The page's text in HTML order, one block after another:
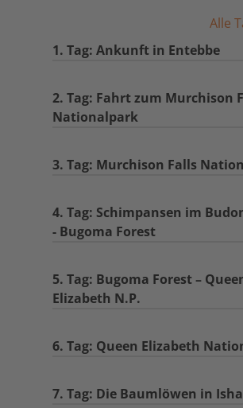
Alle
1. Tag: Ankunft in Entebbe
2. Tag: Fahrt zum Murchison
Nationalpark
3. Tag: Murchison Falls
4. Tag: Schimpansen im
- Bugoma Forest
5. Tag: Bugoma Forest –
Elizabeth N.P.
6. Tag: Queen Elizabeth
7. Tag: Die Baumlöwen in